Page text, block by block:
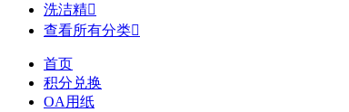
洗洁精
查看所有分类
首页
积分兑换
OA用纸